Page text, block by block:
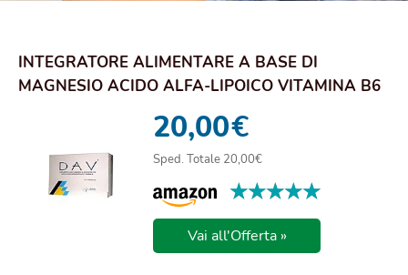
INTEGRATORE ALIMENTARE A BASE DI
MAGNESIO ACIDO ALFA-LIPOICO VITAMINA B6
20,00€
Sped. Totale 20,00€
★★★★★
★★★★★
Vai all'Offerta »